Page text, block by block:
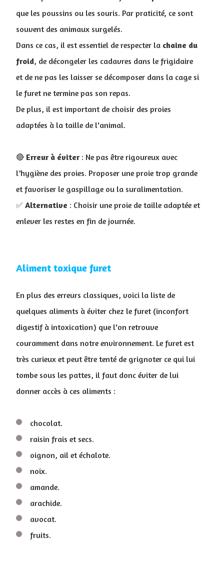
que les poussins ou les souris. Par praticité, ce sont
souvent des animaux surgelés.
Dans ce cas, il est essentiel de respecter la chaine du
froid, de décongeler les cadavres dans le frigidaire
et de ne pas les laisser se décomposer dans la cage si
le furet ne termine pas son repas.
De plus, il est important de choisir des proies
adaptées à la taille de l'animal.
🔴 Erreur à éviter: Ne pas être rigoureux avec
l’hygiène des proies. Proposer une proie trop grande
et favoriser le gaspillage ou la suralimentation.
✅ Alternative : Choisir une proie de taille adaptée et
enlever les restes en fin de journée.
Aliment toxique furet
En plus des erreurs classiques, voici la liste de
quelques aliments à éviter chez le furet (inconfort
digestif à intoxication) que l'on retrouve
couramment dans notre environnement. Le furet est
très curieux et peut être tenté de grignoter ce qui lui
tombe sous les pattes, il faut donc éviter de lui
donner accès à ces aliments :
chocolat.
raisin frais et secs.
oignon, ail et échalote.
noix.
amande.
arachide.
avocat.
fruits.